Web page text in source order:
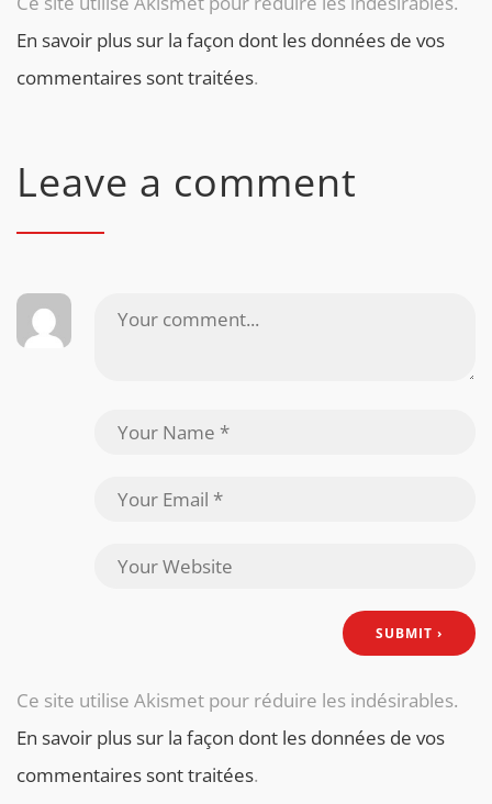
En savoir plus sur la façon dont les données de vos
commentaires sont traitées.
Leave a comment
Ce site utilise Akismet pour réduire les indésirables.
En savoir plus sur la façon dont les données de vos
commentaires sont traitées.